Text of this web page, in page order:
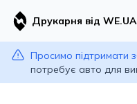
Друкарня від WE.UA
Просимо підтримати
потребує авто для